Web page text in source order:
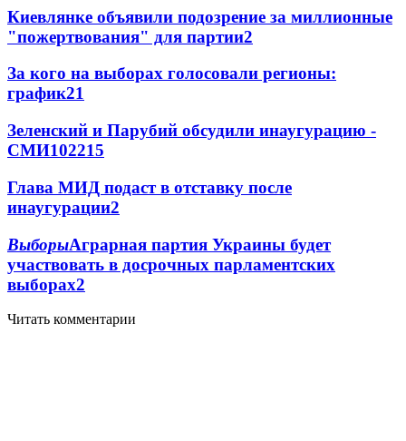
Киевлянке объявили подозрение за миллионные
"пожертвования" для партии2
За кого на выборах голосовали регионы:
график21
Зеленский и Парубий обсудили инаугурацию -
СМИ102215
Глава МИД подаст в отставку после
инаугурации2
ВыборыАграрная партия Украины будет
участвовать в досрочных парламентских
выборах2
Читать комментарии